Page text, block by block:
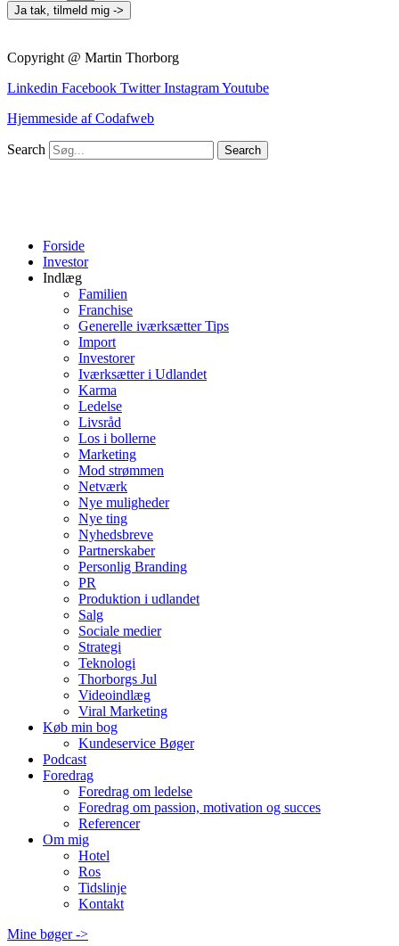
Ja tak, tilmeld mig ->
Copyright @ Martin Thorborg
Linkedin Facebook Twitter InstagramYoutube
Hjemmeside af Codafweb
Search Search
Forside
Investor
Indlæg
Familien
Franchise
Generelle iværksætter Tips
Import
Investorer
Iværksætter i Udlandet
Karma
Ledelse
Livsråd
Los i bollerne
Marketing
Mod strømmen
Netværk
Nye muligheder
Nye ting
Nyhedsbreve
Partnerskaber
Personlig Branding
PR
Produktion i udlandet
Salg
Sociale medier
Strategi
Teknologi
Thorborgs Jul
Videoindlæg
Viral Marketing
Køb min bog
Kundeservice Bøger
Podcast
Foredrag
Foredrag om ledelse
Foredrag om passion, motivation og succes
Referencer
Om mig
Hotel
Ros
Tidslinje
Kontakt
Mine bøger ->